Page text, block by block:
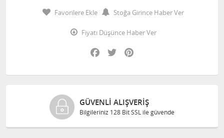
Favorilere Ekle Stoğa Girince Haber Ver
Fiyatı Düşünce Haber Ver
Facebook
Twitter
GÜVENLI ALIŞVERIŞ
Bilgileriniz 128 Bit SSL ile güvende